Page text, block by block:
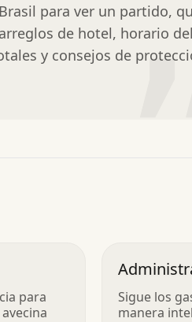
para ver un partido,
de hotel, horario del
y consejos de
para
de Viaje
Sigue los
manera